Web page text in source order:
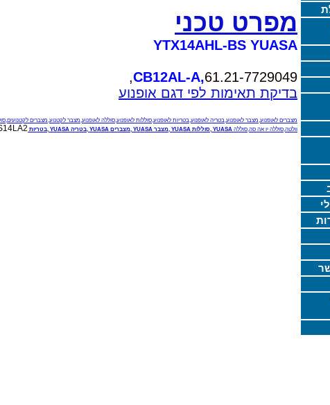
מפרט טכני
YTX14AHL-BS YUASA
CB12AL-A,61.21-7729049,
בדיקת תאימות לפי דגם אופנוע
מצברים לאופנוע,מצבר לאופנוע,בטריה לאופנוע,בטריות לאופנוע,סוללות לאופנוע,סוללה לאופנוע,מצבר לקטנוע,מצברים
וולטה,סוללה יו אה סה,סוללה YUASA ,סוללות YUASA ,מצבר YUASA ,מצברים YUASA ,בטריה YUASA ,בטריות